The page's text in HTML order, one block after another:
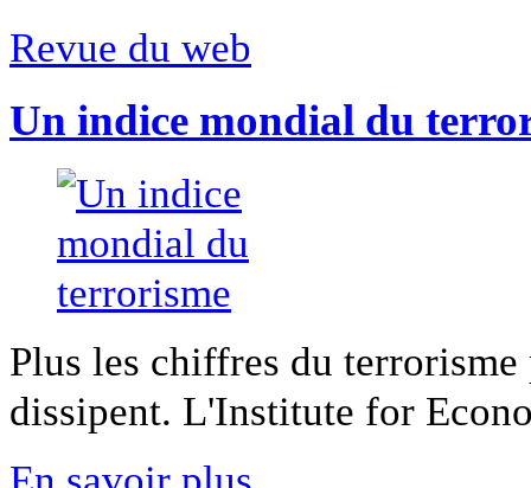
Revue du web
Un indice mondial du
Plus les chiffres du
dissipent. L'Institute for